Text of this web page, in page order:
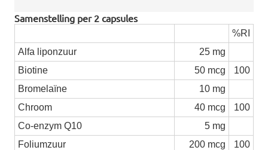
Samenstelling per 2 capsules
%RI
Alfa liponzuur
25 mg
Biotine
50 mcg
100
Bromelaïne
10 mg
Chroom
40 mcg
100
Co-enzym Q10
5 mg
Foliumzuur
200 mcg
100